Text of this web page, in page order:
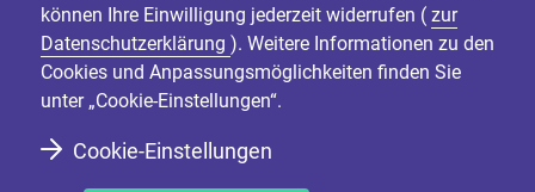
können Ihre Einwilligung jederzeit widerrufen ( zur
Datenschutzerklärung ). Weitere Informationen zu den
Cookies und Anpassungsmöglichkeiten finden Sie
unter „Cookie-Einstellungen“.
Cookie-Einstellungen